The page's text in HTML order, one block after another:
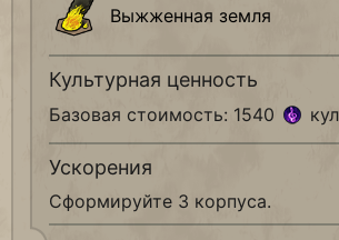
Выжженная земля
Культурная ценность
Базовая стоимость: 1540
Ускорения
Сформируйте 3 корпуса.